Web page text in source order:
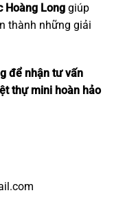
Hoàng Long giúp
thành những giải
để nhận tư vấn
thự mini hoàn hảo